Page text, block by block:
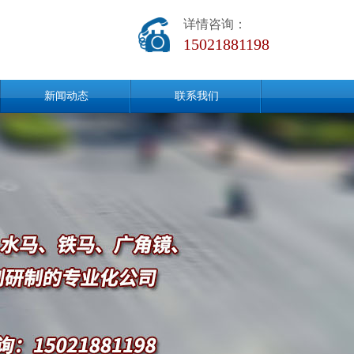
详情咨询：
15021881198
新闻动态 联系我们